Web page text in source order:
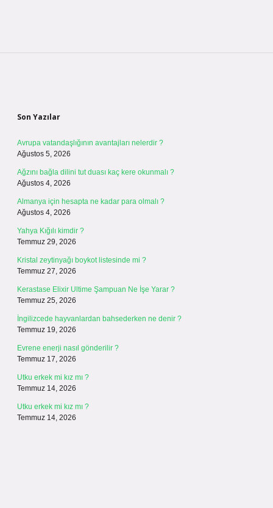
Son Yazılar
Avrupa vatandaşlığının avantajları nelerdir ?
Ağustos 5, 2026
Ağzını bağla dilini tut duası kaç kere okunmalı ?
Ağustos 4, 2026
Almanya için hesapta ne kadar para olmalı ?
Ağustos 4, 2026
Yahya Kığılı kimdir ?
Temmuz 29, 2026
Kristal zeytinyağı boykot listesinde mi ?
Temmuz 27, 2026
Kerastase Elixir Ultime Şampuan Ne İşe Yarar ?
Temmuz 25, 2026
İngilizcede hayvanlardan bahsederken ne denir ?
Temmuz 19, 2026
Evrene enerji nasıl gönderilir ?
Temmuz 17, 2026
Utku erkek mi kız mı ?
Temmuz 14, 2026
Utku erkek mi kız mı ?
Temmuz 14, 2026